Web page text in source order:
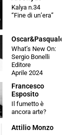
Kalya n.34
“Fine di un’era”
Oscar&Pasquale
What’s New On:
Sergio Bonelli
Editore
Aprile 2024
Francesco
Esposito
Il fumetto è
ancora arte?
Attilio Monzo